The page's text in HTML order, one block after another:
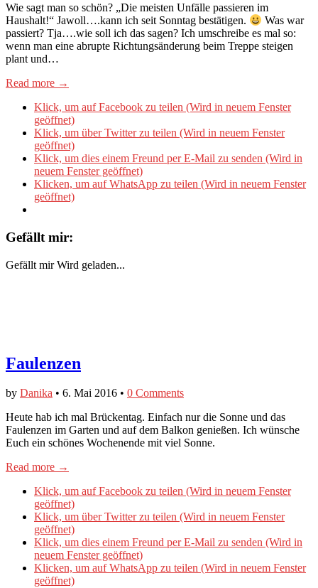
Wie sagt man so schön? „Die meisten Unfälle passieren im
Haushalt!“ Jawoll….kann ich seit Sonntag bestätigen.
Was war
passiert? Tja….wie soll ich das sagen? Ich umschreibe es mal so:
wenn man eine abrupte Richtungsänderung beim Treppe steigen
plant und…
Read more →
Klick, um auf Facebook zu teilen (Wird in neuem Fenster
geöffnet)
Klick, um über Twitter zu teilen (Wird in neuem Fenster
geöffnet)
Klick, um dies einem Freund per E-Mail zu senden (Wird in
neuem Fenster geöffnet)
Klicken, um auf WhatsApp zu teilen (Wird in neuem Fenster
geöffnet)
Gefällt mir:
Gefällt mir Wird geladen...
Faulenzen
by Danika • 6. Mai 2016 • 0 Comments
Heute hab ich mal Brückentag. Einfach nur die Sonne und das
Faulenzen im Garten und auf dem Balkon genießen. Ich wünsche
Euch ein schönes Wochenende mit viel Sonne.
Read more →
Klick, um auf Facebook zu teilen (Wird in neuem Fenster
geöffnet)
Klick, um über Twitter zu teilen (Wird in neuem Fenster
geöffnet)
Klick, um dies einem Freund per E-Mail zu senden (Wird in
neuem Fenster geöffnet)
Klicken, um auf WhatsApp zu teilen (Wird in neuem Fenster
geöffnet)